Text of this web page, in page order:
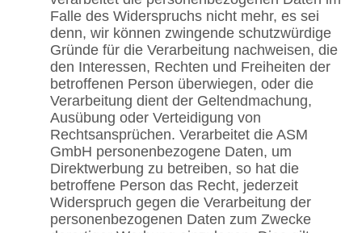
Falle des Widerspruchs nicht mehr, es sei
denn, wir können zwingende schutzwürdige
Gründe für die Verarbeitung nachweisen, die
den Interessen, Rechten und Freiheiten der
betroffenen Person überwiegen, oder die
Verarbeitung dient der Geltendmachung,
Ausübung oder Verteidigung von
Rechtsansprüchen. Verarbeitet die ASM
GmbH personenbezogene Daten, um
Direktwerbung zu betreiben, so hat die
betroffene Person das Recht, jederzeit
Widerspruch gegen die Verarbeitung der
personenbezogenen Daten zum Zwecke